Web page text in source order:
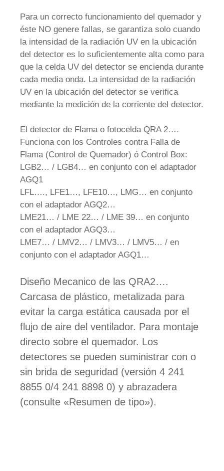
Para un correcto funcionamiento del quemador y
éste NO genere fallas, se garantiza solo cuando
la intensidad de la radiación UV en la ubicación
del detector es lo suficientemente alta como para
que la celda UV del detector se encienda durante
cada media onda. La intensidad de la radiación
UV en la ubicación del detector se verifica
mediante la medición de la corriente del detector.
El detector de Flama o fotocelda QRA 2….
Funciona con los Controles contra Falla de
Flama (Control de Quemador) ó Control Box:
LGB2… / LGB4… en conjunto con el adaptador
AGQ1
LFL…., LFE1…, LFE10…, LMG… en conjunto
con el adaptador AGQ2…
LME21… / LME 22… / LME 39… en conjunto
con el adaptador AGQ3…
LME7… / LMV2… / LMV3… / LMV5… / en
conjunto con el adaptador AGQ1…
Diseño Mecanico de las QRA2….
Carcasa de plástico, metalizada para
evitar la carga estática causada por el
flujo de aire del ventilador. Para montaje
directo sobre el quemador. Los
detectores se pueden suministrar con o
sin brida de seguridad (versión 4 241
8855 0/4 241 8898 0) y abrazadera
(consulte «Resumen de tipo»).